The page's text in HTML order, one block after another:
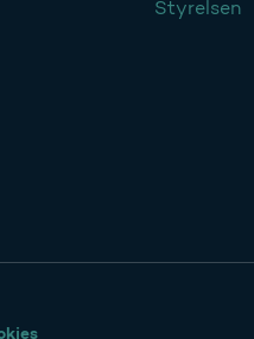
Styrelsen